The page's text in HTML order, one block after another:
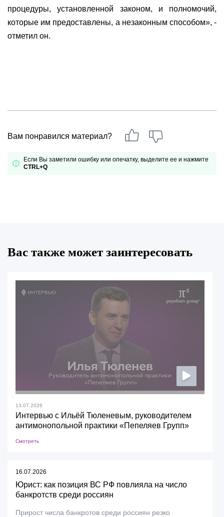
процедуры, установленной законом, и полномочий,
которые им предоставлены, а незаконным способом», -
отметил он.
Вам понравился материал?
Если Вы заметили ошибку или опечатку, выделите ее и нажмите
CTRL+Q
Вас также может заинтересовать
13.07.2026
Интервью с Ильёй Тюленевым, руководителем
антимонопольной практики «Пепеляев Групп»
Смотреть
16.07.2026
Юрист: как позиция ВС РФ повлияла на число
банкротств среди россиян
Прирост числа банкротов среди россиян резко